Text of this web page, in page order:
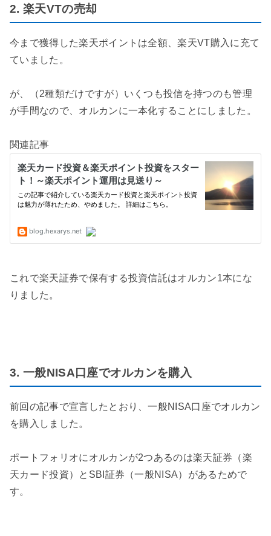
2. 楽天VTの売却
今まで獲得した楽天ポイントは全額、楽天VT購入に充て
ていました。
が、（2種類だけですが）いくつも投信を持つのも管理
が手間なので、オルカンに一本化することにしました。
関連記事
これで楽天証券で保有する投資信託はオルカン1本にな
りました。
3. 一般NISA口座でオルカンを購入
前回の記事で宣言したとおり、一般NISA口座でオルカン
を購入しました。
ポートフォリオにオルカンが2つあるのは楽天証券（楽
天カード投資）とSBI証券（一般NISA）があるためで
す。